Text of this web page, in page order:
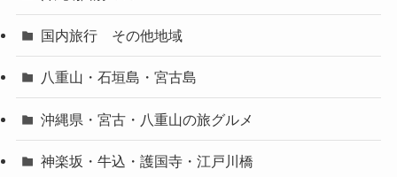
国内旅行 その他地域
八重山・石垣島・宮古島
沖縄県・宮古・八重山の旅グルメ
神楽坂・牛込・護国寺・江戸川橋